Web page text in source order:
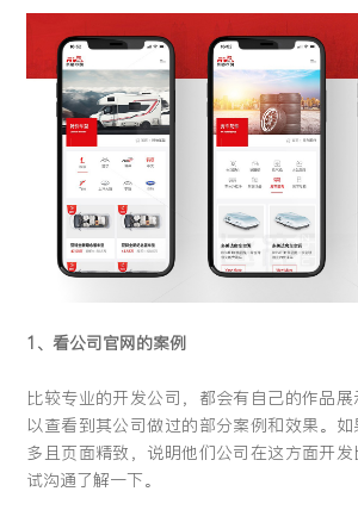
1、看公司官网的案例
比较专业的开发公司，都会有自己的作品
以查看到其公司做过的部分案例和效果。
多且页面精致，说明他们公司在这方面开
试沟通了解一下。
提交